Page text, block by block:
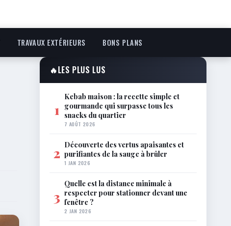
TRAVAUX EXTÉRIEURS BONS PLANS
🔥LES PLUS LUS
1
Kebab maison : la recette simple et
gourmande qui surpasse tous les
snacks du quartier
7 AOÛT 2026
2 Découverte des vertus apaisantes et
purifiantes de la sauge à brûler
1 JAN 2026
3
Quelle est la distance minimale à
respecter pour stationner devant une
fenêtre ?
2 JAN 2026